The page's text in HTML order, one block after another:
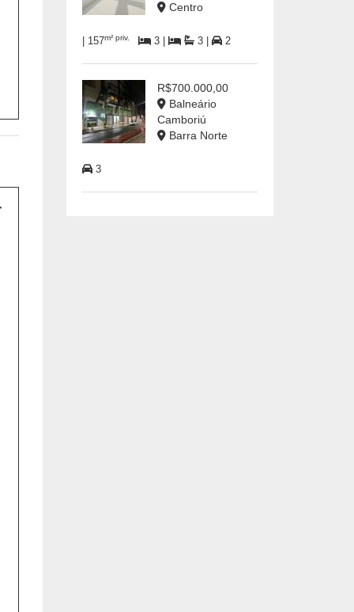
Centro
| 157m² priv. 3 | 3 | 2
R$700.000,00
Balneário
Camboriú
Barra Norte
3